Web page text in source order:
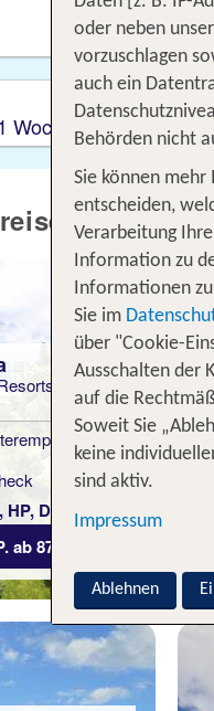
2
-
Madeira
DZ
statt
1224 €
ab 874 €
oder neben
vorzuschlagen
auch ein
Behörden nicht
Sie können
entscheiden,
Verarbeitung
Information zu
Informationen
Sie im
über "Cookie-
Ausschalten der
auf die
Soweit Sie
keine
sind aktiv.
Impressum
Ablehnen